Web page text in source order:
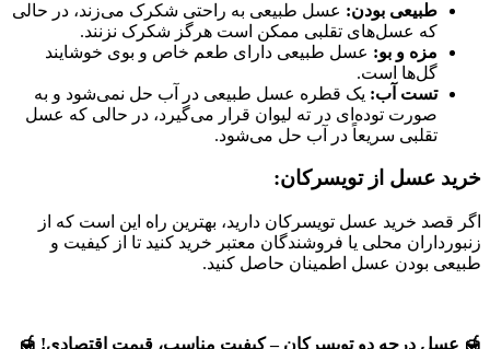
طبیعی بودن: عسل طبیعی به راحتی شکرک می‌زند، در حالی
که عسل‌های تقلبی ممکن است هرگز شکرک نزنند.
مزه و بو: عسل طبیعی دارای طعم خاص و بوی خوشایند
گل‌ها است.
تست آب: یک قطره عسل طبیعی در آب حل نمی‌شود و به
صورت توده‌ای در ته لیوان قرار می‌گیرد، در حالی که عسل
تقلبی سریعاً در آب حل می‌شود.
خرید عسل از تویسرکان:
اگر قصد خرید عسل تویسرکان دارید، بهترین راه این است که از
زنبورداران محلی یا فروشندگان معتبر خرید کنید تا از کیفیت و
طبیعی بودن عسل اطمینان حاصل کنید.
🍯 عسل درجه دو تویسرکان – کیفیت مناسب، قیمت اقتصادی! 🍯